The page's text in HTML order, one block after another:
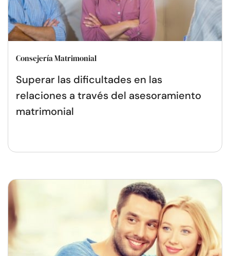
Consejería Matrimonial
Superar las dificultades en las
relaciones a través del asesoramiento
matrimonial